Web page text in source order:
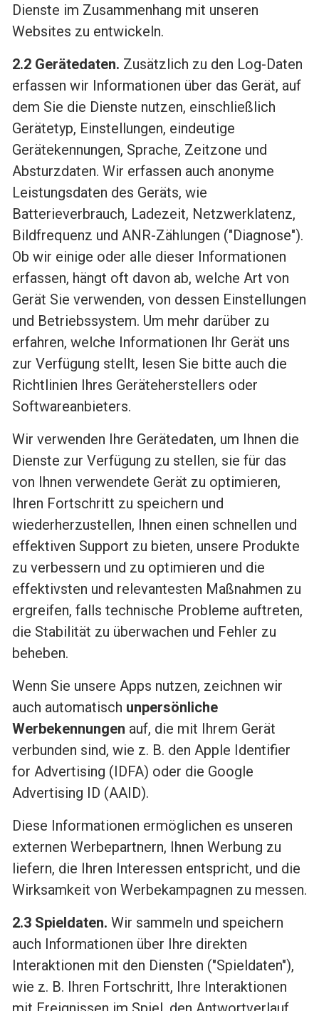
Dienste im Zusammenhang mit unseren
Websites zu entwickeln.
2.2 Gerätedaten. Zusätzlich zu den Log-Daten
erfassen wir Informationen über das Gerät, auf
dem Sie die Dienste nutzen, einschließlich
Gerätetyp, Einstellungen, eindeutige
Gerätekennungen, Sprache, Zeitzone und
Absturzdaten. Wir erfassen auch anonyme
Leistungsdaten des Geräts, wie
Batterieverbrauch, Ladezeit, Netzwerklatenz,
Bildfrequenz und ANR-Zählungen ("Diagnose").
Ob wir einige oder alle dieser Informationen
erfassen, hängt oft davon ab, welche Art von
Gerät Sie verwenden, von dessen Einstellungen
und Betriebssystem. Um mehr darüber zu
erfahren, welche Informationen Ihr Gerät uns
zur Verfügung stellt, lesen Sie bitte auch die
Richtlinien Ihres Geräteherstellers oder
Softwareanbieters.
Wir verwenden Ihre Gerätedaten, um Ihnen die
Dienste zur Verfügung zu stellen, sie für das
von Ihnen verwendete Gerät zu optimieren,
Ihren Fortschritt zu speichern und
wiederherzustellen, Ihnen einen schnellen und
effektiven Support zu bieten, unsere Produkte
zu verbessern und zu optimieren und die
effektivsten und relevantesten Maßnahmen zu
ergreifen, falls technische Probleme auftreten,
die Stabilität zu überwachen und Fehler zu
beheben.
Wenn Sie unsere Apps nutzen, zeichnen wir
auch automatisch unpersönliche
Werbekennungen auf, die mit Ihrem Gerät
verbunden sind, wie z. B. den Apple Identifier
for Advertising (IDFA) oder die Google
Advertising ID (AAID).
Diese Informationen ermöglichen es unseren
externen Werbepartnern, Ihnen Werbung zu
liefern, die Ihren Interessen entspricht, und die
Wirksamkeit von Werbekampagnen zu messen.
2.3 Spieldaten. Wir sammeln und speichern
auch Informationen über Ihre direkten
Interaktionen mit den Diensten ("Spieldaten"),
wie z. B. Ihren Fortschritt, Ihre Interaktionen